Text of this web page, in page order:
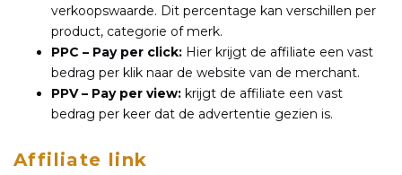
verkoopswaarde. Dit percentage kan verschillen per
product, categorie of merk.
PPC – Pay per click: Hier krijgt de affiliate een vast
bedrag per klik naar de website van de merchant.
PPV – Pay per view: krijgt de affiliate een vast
bedrag per keer dat de advertentie gezien is.
Affiliate link